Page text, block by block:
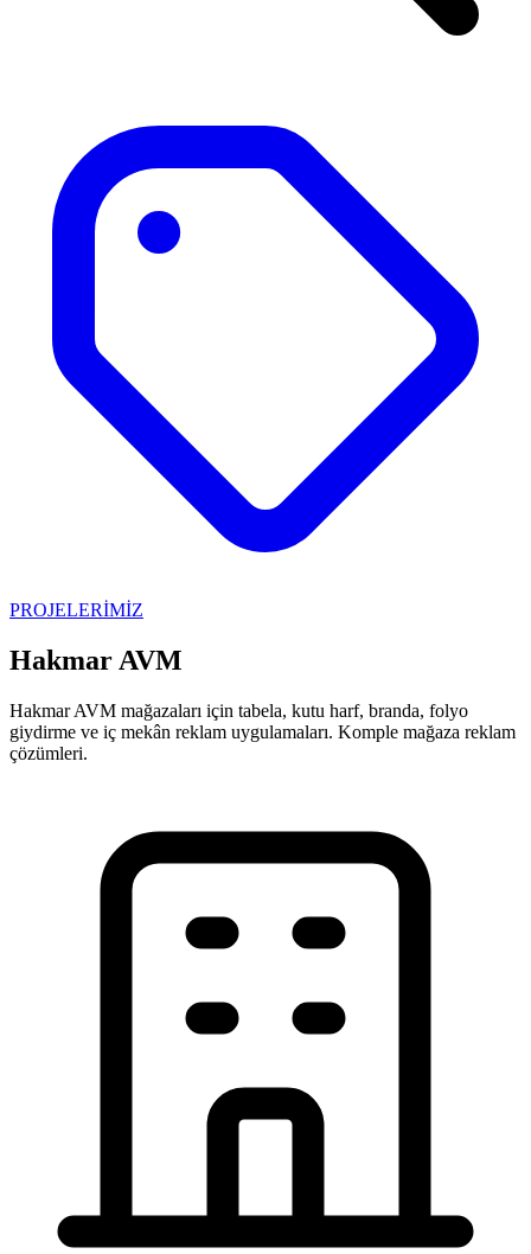
PROJELERİMİZ
Hakmar AVM
Hakmar AVM mağazaları için tabela, kutu harf, branda, folyo
giydirme ve iç mekân reklam uygulamaları. Komple mağaza reklam
çözümleri.